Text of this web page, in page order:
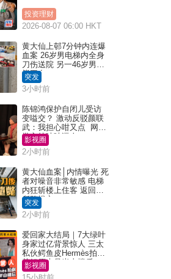
投资理财
2026-08-07 06:00 HKT
黄大仙上邨7分钟内连爆
血案 26岁男电梯内全身
刀伤送院 另一46岁男倒
毙平台
突发
3小时前
陈锦鸿保护自闭儿受访
变嗌交？ 激动反驳颜联
武：我担心咁又点 网民
批主持咄咄逼人
影视圈
2小时前
黄大仙血案│内情曝光 死
者对噪音非常敏感 电梯
内狂斩楼上住客 返回住
所堕楼亡
突发
2小时前
爱回家大结局｜7大绿叶
身家过亿背景惊人 三太
私伙鳄鱼皮Hermès拍剧
苏姐原来是半山楼后
影视圈